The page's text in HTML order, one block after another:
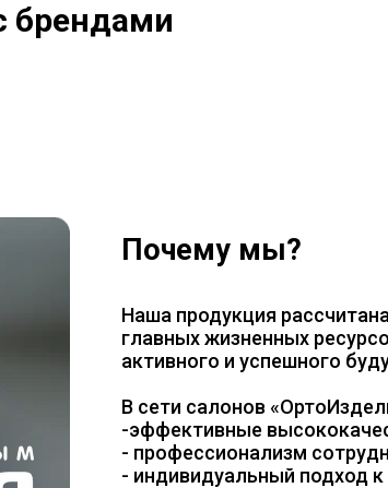
брендами
Наша продукция
главных жизненных
активного и успешного
В сети салонов
-эффективные
- профессионализм
- индивидуальный подход к
Почему мы?